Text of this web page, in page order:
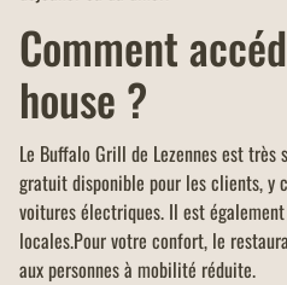
Comment
house ?
Le Buffalo Grill de Lezennes est très
gratuit disponible pour les clients, y
voitures électriques. Il est
locales.Pour votre confort, le
aux personnes à mobilité réduite.